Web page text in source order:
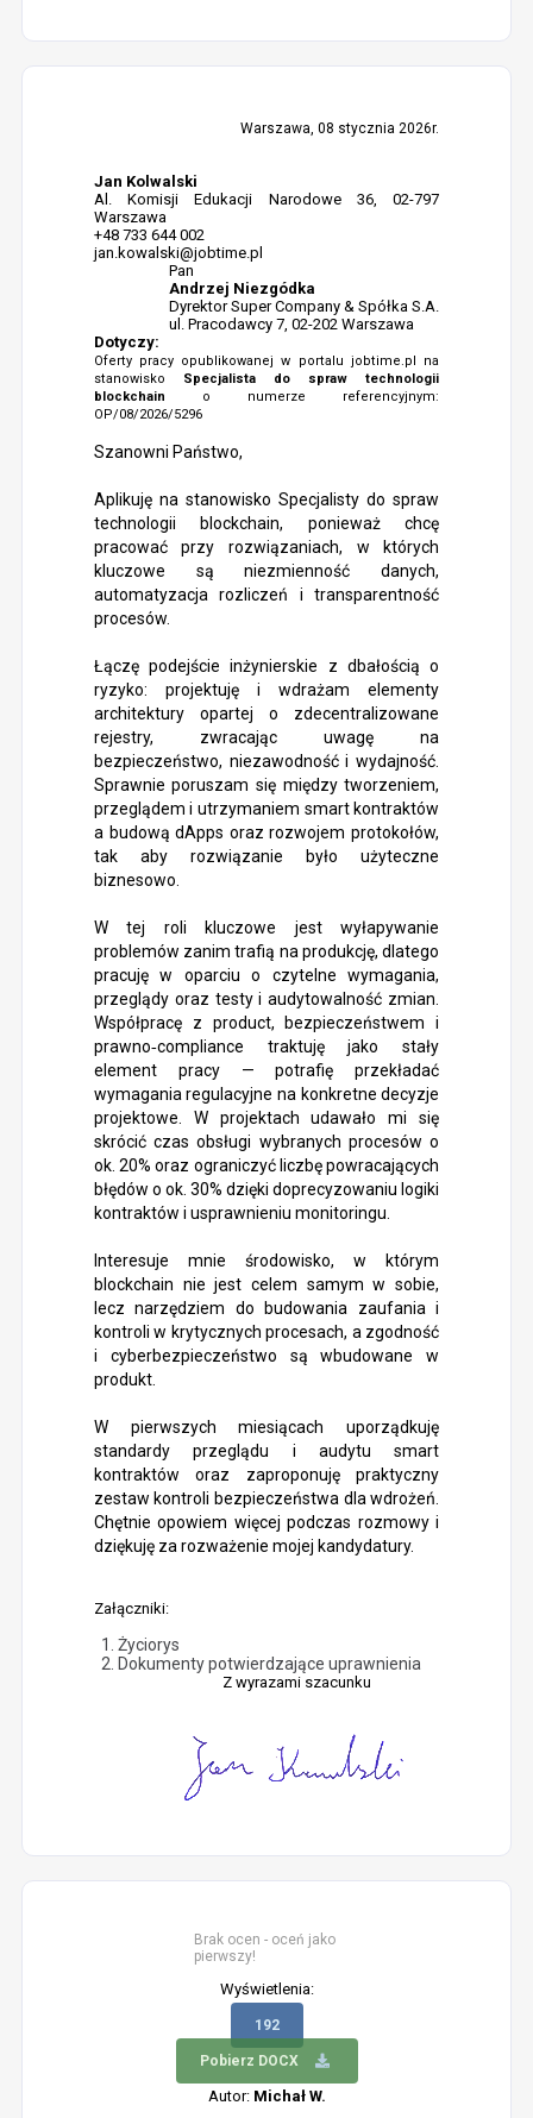
Warszawa, 08 stycznia 2026r.
Jan Kolwalski
Al. Komisji Edukacji Narodowe 36, 02-797
Warszawa
+48 733 644 002
jan.kowalski@jobtime.pl
Pan
Andrzej Niezgódka
Dyrektor Super Company & Spółka S.A.
ul. Pracodawcy 7, 02-202 Warszawa
Dotyczy:
Oferty pracy opublikowanej w portalu jobtime.pl na
stanowisko Specjalista do spraw technologii
blockchain o numerze referencyjnym:
OP/08/2026/5296
Szanowni Państwo,
Aplikuję na stanowisko Specjalisty do spraw
technologii blockchain, ponieważ chcę
pracować przy rozwiązaniach, w których
kluczowe są niezmienność danych,
automatyzacja rozliczeń i transparentność
procesów.
Łączę podejście inżynierskie z dbałością o
ryzyko: projektuję i wdrażam elementy
architektury opartej o zdecentralizowane
rejestry, zwracając uwagę na
bezpieczeństwo, niezawodność i wydajność.
Sprawnie poruszam się między tworzeniem,
przeglądem i utrzymaniem smart kontraktów
a budową dApps oraz rozwojem protokołów,
tak aby rozwiązanie było użyteczne
biznesowo.
W tej roli kluczowe jest wyłapywanie
problemów zanim trafią na produkcję, dlatego
pracuję w oparciu o czytelne wymagania,
przeglądy oraz testy i audytowalność zmian.
Współpracę z product, bezpieczeństwem i
prawno‑compliance traktuję jako stały
element pracy — potrafię przekładać
wymagania regulacyjne na konkretne decyzje
projektowe. W projektach udawało mi się
skrócić czas obsługi wybranych procesów o
ok. 20% oraz ograniczyć liczbę powracających
błędów o ok. 30% dzięki doprecyzowaniu logiki
kontraktów i usprawnieniu monitoringu.
Interesuje mnie środowisko, w którym
blockchain nie jest celem samym w sobie,
lecz narzędziem do budowania zaufania i
kontroli w krytycznych procesach, a zgodność
i cyberbezpieczeństwo są wbudowane w
produkt.
W pierwszych miesiącach uporządkuję
standardy przeglądu i audytu smart
kontraktów oraz zaproponuję praktyczny
zestaw kontroli bezpieczeństwa dla wdrożeń.
Chętnie opowiem więcej podczas rozmowy i
dziękuję za rozważenie mojej kandydatury.
Załączniki:
Życiorys
Dokumenty potwierdzające uprawnienia
Z wyrazami szacunku
Brak ocen - oceń jako
pierwszy!
Wyświetlenia:
192
Pobierz DOCX
Autor: Michał W.